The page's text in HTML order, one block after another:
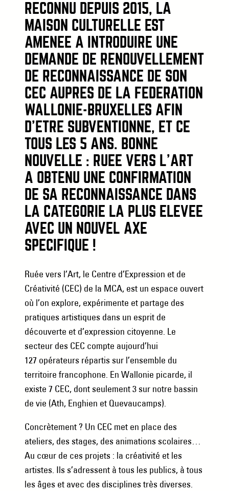
RECONNU DEPUIS 2015, LA
MAISON CULTURELLE EST
AMENÉE À INTRODUIRE UNE
DEMANDE DE RENOUVELLEMENT
DE RECONNAISSANCE DE SON
CEC AUPRÈS DE LA FÉDÉRATION
WALLONIE-BRUXELLES AFIN
D’ÊTRE SUBVENTIONNÉ, ET CE
TOUS LES 5 ANS. BONNE
NOUVELLE : RUÉE VERS L’ART
A OBTENU UNE CONFIRMATION
DE SA RECONNAISSANCE DANS
LA CATÉGORIE LA PLUS ÉLEVÉE
AVEC UN NOUVEL AXE
SPÉCIFIQUE !
Ruée vers l’Art, le Centre d’Expression et de
Créativité (CEC) de la MCA, est un espace ouvert
où l’on explore, expérimente et partage des
pratiques artistiques dans un esprit de
découverte et d’expression citoyenne. Le
secteur des CEC compte aujourd’hui
127 opérateurs répartis sur l’ensemble du
territoire francophone. En Wallonie picarde, il
existe 7 CEC, dont seulement 3 sur notre bassin
de vie (Ath, Enghien et Quevaucamps).
Concrètement ? Un CEC met en place des
ateliers, des stages, des animations scolaires…
Au cœur de ces projets : la créativité et les
artistes. Ils s’adressent à tous les publics, à tous
les âges et avec des disciplines très diverses.